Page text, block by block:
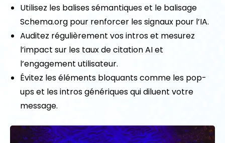
Utilisez les balises sémantiques et le balisage
Schema.org pour renforcer les signaux pour l’IA.
Auditez régulièrement vos intros et mesurez
l’impact sur les taux de citation AI et
l’engagement utilisateur.
Évitez les éléments bloquants comme les pop-
ups et les intros génériques qui diluent votre
message.